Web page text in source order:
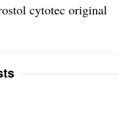
cytotec original